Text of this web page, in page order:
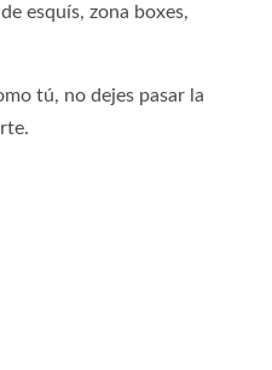
esquís, zona boxes,
tú, no dejes pasar la